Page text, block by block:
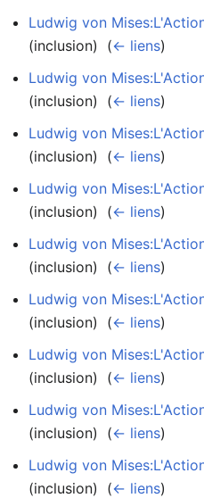
Ludwig von
(inclusion) ‎ (← liens)
Ludwig von
(inclusion) ‎ (← liens)
Ludwig von
(inclusion) ‎ (← liens)
Ludwig von
(inclusion) ‎ (← liens)
Ludwig von
(inclusion) ‎ (← liens)
Ludwig von
(inclusion) ‎ (← liens)
Ludwig von
(inclusion) ‎ (← liens)
Ludwig von
(inclusion) ‎ (← liens)
Ludwig von
(inclusion) ‎ (← liens)